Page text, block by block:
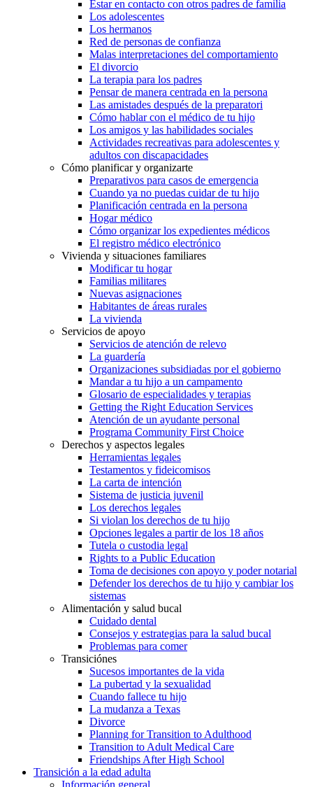
Estar en contacto con otros padres de familia
Los adolescentes
Los hermanos
Red de personas de confianza
Malas interpretaciones del comportamiento
El divorcio
La terapia para los padres
Pensar de manera centrada en la persona
Las amistades después de la preparatori
Cómo hablar con el médico de tu hijo
Los amigos y las habilidades sociales
Actividades recreativas para adolescentes y
adultos con discapacidades
Cómo planificar y organizarte
Preparativos para casos de emergencia
Cuando ya no puedas cuidar de tu hijo
Planificación centrada en la persona
Hogar médico
Cómo organizar los expedientes médicos
El registro médico electrónico
Vivienda y situaciones familiares
Modificar tu hogar
Familias militares
Nuevas asignaciones
Habitantes de áreas rurales
La vivienda
Servicios de apoyo
Servicios de atención de relevo
La guardería
Organizaciones subsidiadas por el gobierno
Mandar a tu hijo a un campamento
Glosario de especialidades y terapias
Getting the Right Education Services
Atención de un ayudante personal
Programa Community First Choice
Derechos y aspectos legales
Herramientas legales
Testamentos y fideicomisos
La carta de intención
Sistema de justicia juvenil
Los derechos legales
Si violan los derechos de tu hijo
Opciones legales a partir de los 18 años
Tutela o custodia legal
Rights to a Public Education
Toma de decisiones con apoyo y poder notarial
Defender los derechos de tu hijo y cambiar los
sistemas
Alimentación y salud bucal
Cuidado dental
Consejos y estrategias para la salud bucal
Problemas para comer
Transiciónes
Sucesos importantes de la vida
La pubertad y la sexualidad
Cuando fallece tu hijo
La mudanza a Texas
Divorce
Planning for Transition to Adulthood
Transition to Adult Medical Care
Friendships After High School
Transición a la edad adulta
Información general